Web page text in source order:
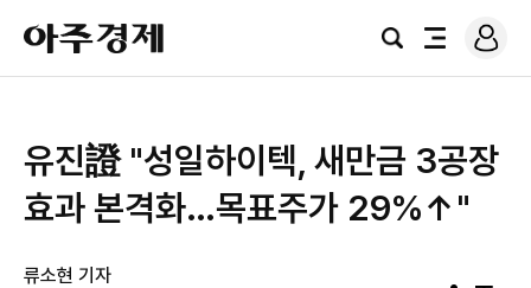
아
주
경
검
전
로
그
유진證 "성일하이텍, 새만금 3공장
효과 본격화…목표주가 29%↑"
류소현 기자